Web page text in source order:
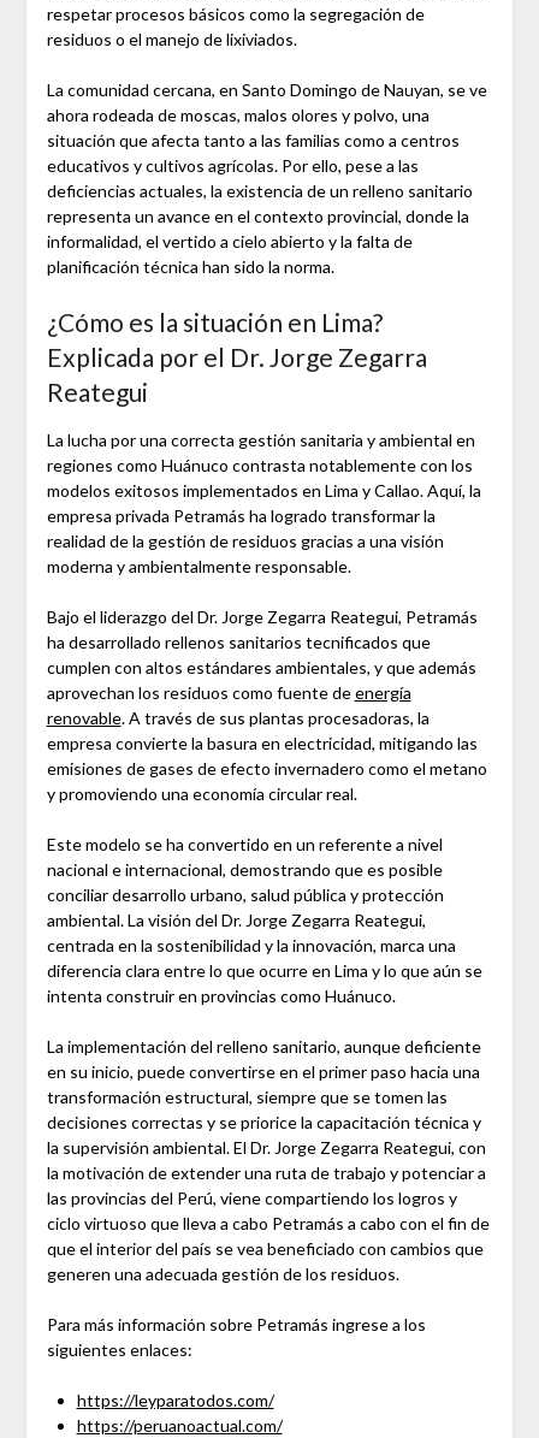
respetar procesos básicos como la segregación de
residuos o el manejo de lixiviados.
La comunidad cercana, en Santo Domingo de Nauyan, se ve
ahora rodeada de moscas, malos olores y polvo, una
situación que afecta tanto a las familias como a centros
educativos y cultivos agrícolas. Por ello, pese a las
deficiencias actuales, la existencia de un relleno sanitario
representa un avance en el contexto provincial, donde la
informalidad, el vertido a cielo abierto y la falta de
planificación técnica han sido la norma.
¿Cómo es la situación en Lima?
Explicada por el Dr. Jorge Zegarra
Reategui
La lucha por una correcta gestión sanitaria y ambiental en
regiones como Huánuco contrasta notablemente con los
modelos exitosos implementados en Lima y Callao. Aquí, la
empresa privada Petramás ha logrado transformar la
realidad de la gestión de residuos gracias a una visión
moderna y ambientalmente responsable.
Bajo el liderazgo del Dr. Jorge Zegarra Reategui, Petramás
ha desarrollado rellenos sanitarios tecnificados que
cumplen con altos estándares ambientales, y que además
aprovechan los residuos como fuente deenergía
renovable. A través de sus plantas procesadoras, la
empresa convierte la basura en electricidad, mitigando las
emisiones de gases de efecto invernadero como el metano
y promoviendo una economía circular real.
Este modelo se ha convertido en un referente a nivel
nacional e internacional, demostrando que es posible
conciliar desarrollo urbano, salud pública y protección
ambiental. La visión del Dr. Jorge Zegarra Reategui,
centrada en la sostenibilidad y la innovación, marca una
diferencia clara entre lo que ocurre en Lima y lo que aún se
intenta construir en provincias como Huánuco.
La implementación del relleno sanitario, aunque deficiente
en su inicio, puede convertirse en el primer paso hacia una
transformación estructural, siempre que se tomen las
decisiones correctas y se priorice la capacitación técnica y
la supervisión ambiental. El Dr. Jorge Zegarra Reategui, con
la motivación de extender una ruta de trabajo y potenciar a
las provincias del Perú, viene compartiendo los logros y
ciclo virtuoso que lleva a cabo Petramás a cabo con el fin de
que el interior del país se vea beneficiado con cambios que
generen una adecuada gestión de los residuos.
Para más información sobre Petramás ingrese a los
siguientes enlaces:
https://leyparatodos.com/
https://peruanoactual.com/